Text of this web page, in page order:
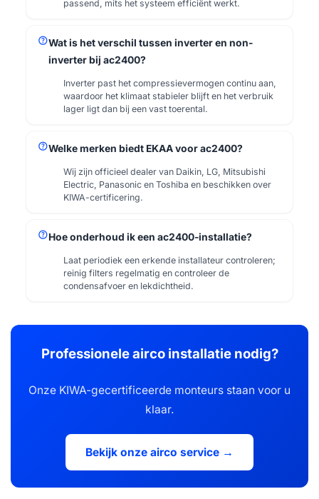
passend, mits het systeem efficiënt werkt.
helpWat is het verschil tussen inverter en non-
inverter bij ac2400?
Inverter past het compressievermogen continu aan,
waardoor het klimaat stabieler blijft en het verbruik
lager ligt dan bij een vast toerental.
helpWelke merken biedt EKAA voor ac2400?
Wij zijn officieel dealer van Daikin, LG, Mitsubishi
Electric, Panasonic en Toshiba en beschikken over
KIWA-certificering.
helpHoe onderhoud ik een ac2400-installatie?
Laat periodiek een erkende installateur controleren;
reinig filters regelmatig en controleer de
condensafvoer en lekdichtheid.
Professionele airco installatie nodig?
Onze KIWA-gecertificeerde monteurs staan voor u
klaar.
Bekijk onze airco service →